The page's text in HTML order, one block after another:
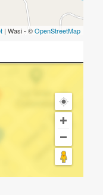
| Wasi - ©OpenStreetMap